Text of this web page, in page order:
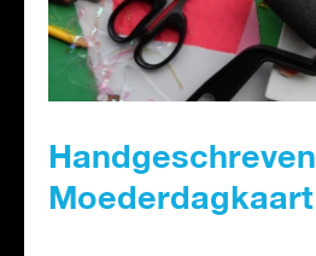
Handgeschreven
Moederdagkaart